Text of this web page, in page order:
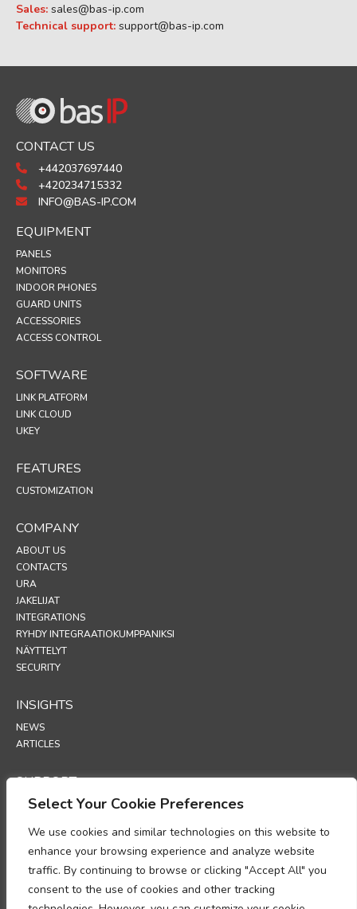
Select Your Cookie Preferences
We use cookies and similar technologies on this website to
enhance your browsing experience and analyze website
traffic. By continuing to browse or clicking "Accept All" you
consent to the use of cookies and other tracking
Sales: sales@bas-ip.com
Technical support: support@bas-ip.com
CONTACT US
+442037697440
+420234715332
INFO@BAS-IP.COM
EQUIPMENT
PANELS
MONITORS
INDOOR PHONES
GUARD UNITS
ACCESSORIES
ACCESS CONTROL
SOFTWARE
LINK PLATFORM
LINK CLOUD
UKEY
FEATURES
CUSTOMIZATION
COMPANY
ABOUT US
CONTACTS
URA
JAKELIJAT
INTEGRATIONS
RYHDY INTEGRAATIOKUMPPANIKSI
NÄYTTELYT
SECURITY
INSIGHTS
NEWS
ARTICLES
SUPPORT
TECHNICAL PORTAL
POLICIES
TIETOSUOJAKÄYTÄNTÖ
EVÄSTEKÄYTÄNTÖ
MUISTIO HENKILÖTIETOJEN KÄSITTELYN